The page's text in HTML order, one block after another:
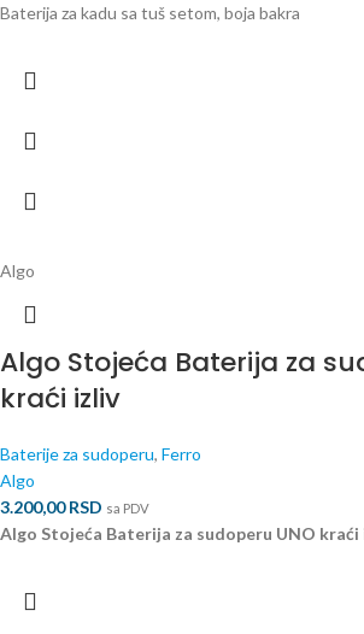
Baterija za kadu sa tuš setom, boja bakra
Algo
Algo Stojeća Baterija za
kraći izliv
Baterije za sudoperu, Ferro
Algo
3.200,00RSD sa PDV
Algo Stojeća Baterija za sudoperu UNO kraći